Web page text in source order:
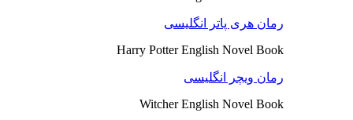
رمان هری پاتر انگلیسی
Harry Potter English Novel Book
رمان ویچر انگلیسی
Witcher English Novel Book